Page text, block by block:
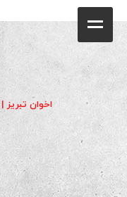
فروشگاه
محصولات
جشنواره فروش ویژه
کاتالوگ
اخوان تبریز